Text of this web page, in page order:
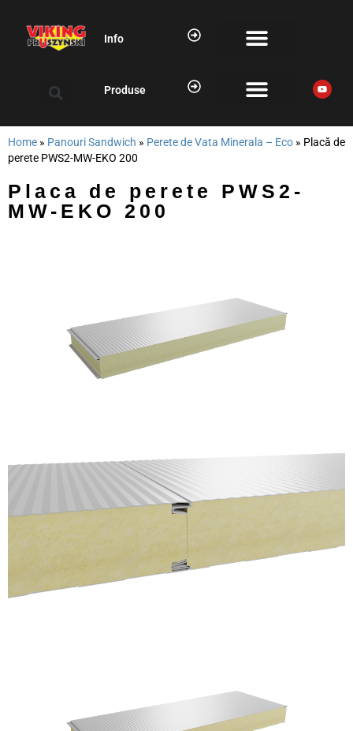
Info
Produse
Home » Panouri Sandwich » Perete de Vata Minerala – Eco » Placă de
perete PWS2-MW-EKO 200
Placa de perete PWS2-
MW-EKO 200